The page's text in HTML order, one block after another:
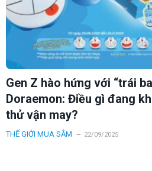
Gen Z hào hứng với “trái
Doraemon: Điều gì đang
thử vận may?
THẾ GIỚI MUA SẮM 22/09/2025